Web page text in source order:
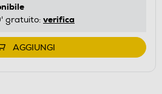
gratuito: verifica
AGGIUNGI